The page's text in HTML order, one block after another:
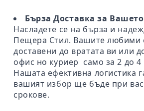
Бърза Доставка за
Насладете се на бърза и
Пещера Стил. Вашите любими
доставени до вратата ви или
офис но куриер само за 2 до
Нашата ефективна логистика
вашият избор ще бъде при вас
срокове.